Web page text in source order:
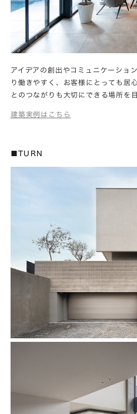
アイデアの創出やコミュニケーショ
り働きやすく、お客様にとっても居
とのつながりも大切にできる場所を
建築実例はこちら
■TURN